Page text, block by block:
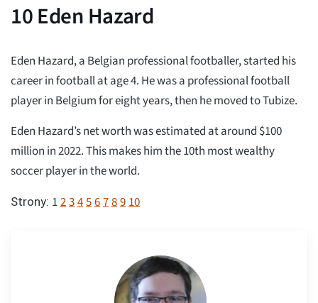
10Eden Hazard
Eden Hazard, a Belgian professional footballer, started his
career in football at age 4. He was a professional football
player in Belgium for eight years, then he moved to Tubize.
Eden Hazard’s net worth was estimated at around $100
million in 2022. This makes him the 10th most wealthy
soccer player in the world.
Strony: 12345678910